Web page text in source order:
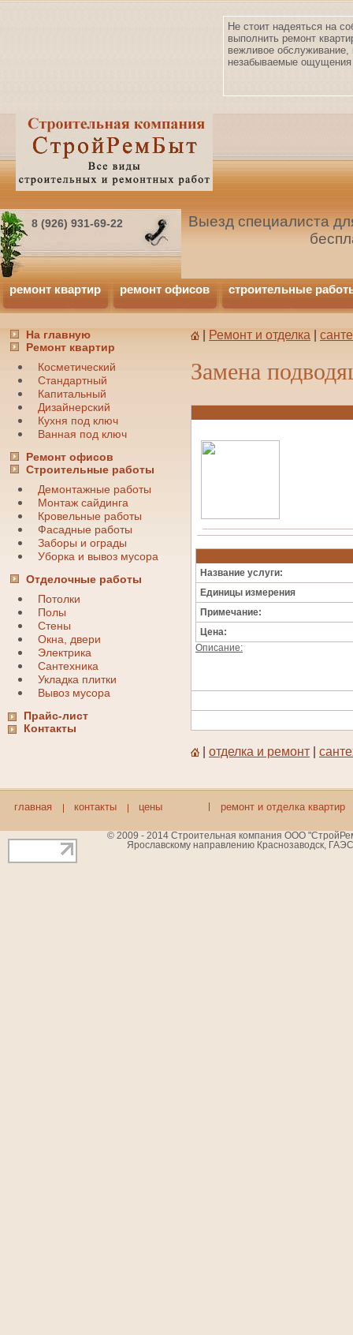
Не стоит надеяться на
выполнить ремонт
вежливое обслуживание,
незабываемые ощущения
8 (926) 931-69-22
Выезд специалиста
ремонт квартир ремонт офисов строительные
На главную
Ремонт квартир
Косметический
Стандартный
Капитальный
Дизайнерский
Кухня под ключ
Ванная под ключ
Ремонт офисов
Строительные работы
Демонтажные работы
Монтаж сайдинга
Кровельные работы
Фасадные работы
Заборы и ограды
Уборка и вывоз мусора
Отделочные работы
Потолки
Полы
Стены
Окна, двери
Электрика
Сантехника
Укладка плитки
Вывоз мусора
Прайс-лист
Контакты
Ремонт и отделка
Замена
Название услуги:
Единицы измерения
Примечание:
Цена:
Описание:
отделка и ремонт
главная контакты цены ремонт и отделка квартир
© 2009 - 2014 Строительная компания ООО
Ярославскому направлению Краснозаводск,